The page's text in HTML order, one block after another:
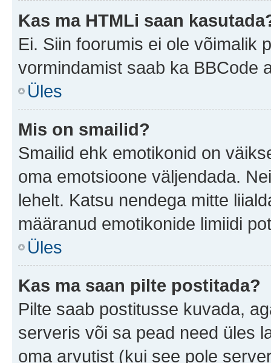
Kas ma HTMLi saan
Ei. Siin foorumis ei ole võimalik
vormindamist saab ka BBCode
Üles
Mis on smailid?
Smailid ehk emotikonid on
oma emotsioone väljendada.
lehelt. Katsu nendega mitte
määranud emotikonide limiidi
Üles
Kas ma saan pilte postitada?
Pilte saab postitusse kuvada,
serveris või sa pead need üles
oma arvutist (kui see pole